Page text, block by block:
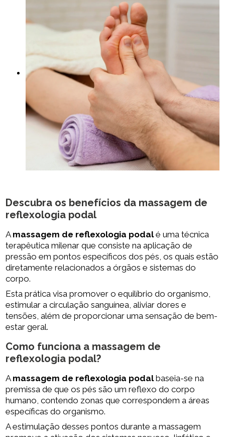
Descubra os benefícios da massagem de
reflexologia podal
A massagem de reflexologia podalé uma técnica
terapêutica milenar que consiste na aplicação de
pressão em pontos específicos dos pés, os quais estão
diretamente relacionados a órgãos e sistemas do
corpo.
Esta prática visa promover o equilíbrio do organismo,
estimular a circulação sanguínea, aliviar dores e
tensões, além de proporcionar uma sensação de bem-
estar geral.
Como funciona a massagem de
reflexologia podal?
A massagem de reflexologia podalbaseia-se na
premissa de que os pés são um reflexo do corpo
humano, contendo zonas que correspondem a áreas
específicas do organismo.
A estimulação desses pontos durante a massagem